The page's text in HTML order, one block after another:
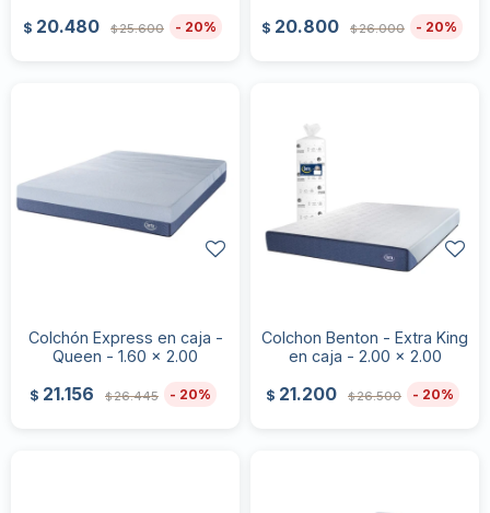
$ 20.480 $25.600 20 $ 20.800 $26.000 20
Colchón Express en caja -
Queen - 1.60 x 2.00
$ 21.156 $26.445 20
Colchon Benton - Extra King
en caja - 2.00 x 2.00
$ 21.200 $26.500 20